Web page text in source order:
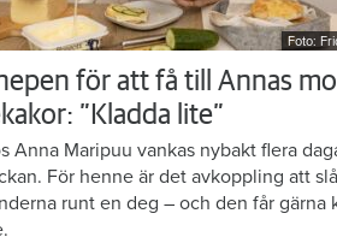
Foto:
för att få till Annas
”Kladda lite”
Anna Maripuu vankas nybakt flera
För henne är det avkoppling att slå
runt en deg – och den får gärna